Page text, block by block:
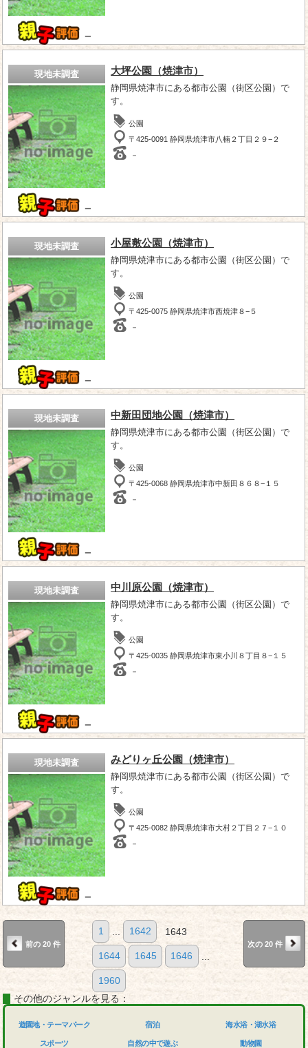
－
現地未調査
－
大坪公園（焼津市）
静岡県焼津市にある都市公園（街区公園）で
す。
公園
〒425-0091 静岡県焼津市八楠２丁目２９−２
－
現地未調査
－
小屋敷公園（焼津市）
静岡県焼津市にある都市公園（街区公園）で
す。
公園
〒425-0075 静岡県焼津市西焼津８−５
－
現地未調査
－
中新田団地公園（焼津市）
静岡県焼津市にある都市公園（街区公園）で
す。
公園
〒425-0068 静岡県焼津市中新田８６８−１５
－
現地未調査
－
中川原公園（焼津市）
静岡県焼津市にある都市公園（街区公園）で
す。
公園
〒425-0035 静岡県焼津市東小川８丁目８−１５
－
現地未調査
－
みどりヶ丘公園（焼津市）
静岡県焼津市にある都市公園（街区公園）で
す。
公園
〒425-0082 静岡県焼津市大村２丁目２７−１０
－
前の 20 件
1 1642 1643
1644 1645 1646
1960
次の 20 件
その他のジャンルを見る：
遊園地・テーマパーク
スポーツ
宿泊
自然の中で遊ぶ
海水浴・湖水浴
動物園